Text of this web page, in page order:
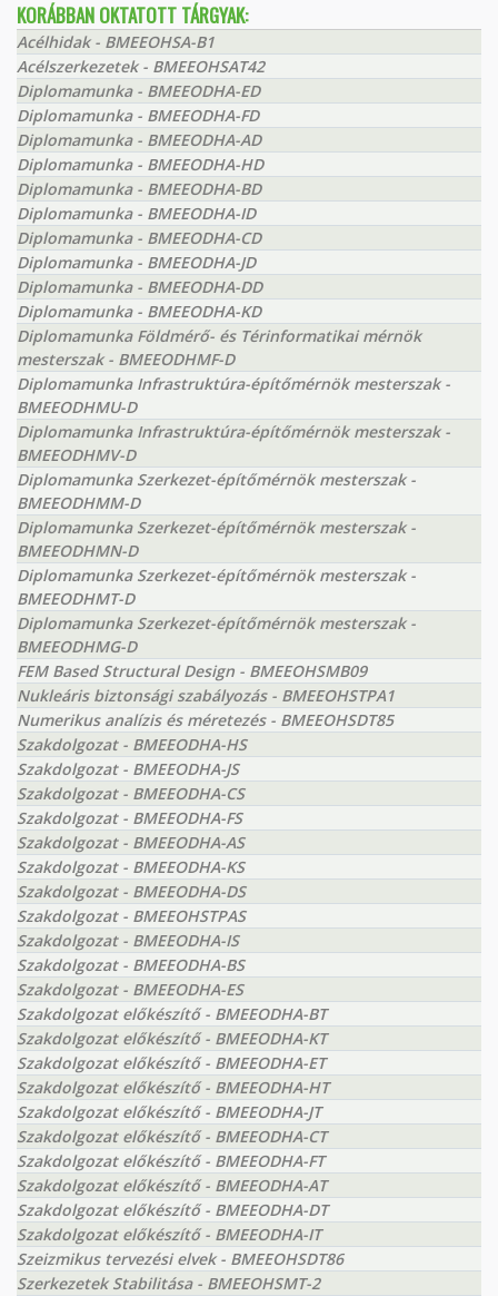
KORÁBBAN OKTATOTT TÁRGYAK:
Acélhidak - BMEEOHSA-B1
Acélszerkezetek - BMEEOHSAT42
Diplomamunka - BMEEODHA-ED
Diplomamunka - BMEEODHA-FD
Diplomamunka - BMEEODHA-AD
Diplomamunka - BMEEODHA-HD
Diplomamunka - BMEEODHA-BD
Diplomamunka - BMEEODHA-ID
Diplomamunka - BMEEODHA-CD
Diplomamunka - BMEEODHA-JD
Diplomamunka - BMEEODHA-DD
Diplomamunka - BMEEODHA-KD
Diplomamunka Földmérő- és Térinformatikai mérnök
mesterszak - BMEEODHMF-D
Diplomamunka Infrastruktúra-építőmérnök mesterszak -
BMEEODHMU-D
Diplomamunka Infrastruktúra-építőmérnök mesterszak -
BMEEODHMV-D
Diplomamunka Szerkezet-építőmérnök mesterszak -
BMEEODHMM-D
Diplomamunka Szerkezet-építőmérnök mesterszak -
BMEEODHMN-D
Diplomamunka Szerkezet-építőmérnök mesterszak -
BMEEODHMT-D
Diplomamunka Szerkezet-építőmérnök mesterszak -
BMEEODHMG-D
FEM Based Structural Design - BMEEOHSMB09
Nukleáris biztonsági szabályozás - BMEEOHSTPA1
Numerikus analízis és méretezés - BMEEOHSDT85
Szakdolgozat - BMEEODHA-HS
Szakdolgozat - BMEEODHA-JS
Szakdolgozat - BMEEODHA-CS
Szakdolgozat - BMEEODHA-FS
Szakdolgozat - BMEEODHA-AS
Szakdolgozat - BMEEODHA-KS
Szakdolgozat - BMEEODHA-DS
Szakdolgozat - BMEEOHSTPAS
Szakdolgozat - BMEEODHA-IS
Szakdolgozat - BMEEODHA-BS
Szakdolgozat - BMEEODHA-ES
Szakdolgozat előkészítő - BMEEODHA-BT
Szakdolgozat előkészítő - BMEEODHA-KT
Szakdolgozat előkészítő - BMEEODHA-ET
Szakdolgozat előkészítő - BMEEODHA-HT
Szakdolgozat előkészítő - BMEEODHA-JT
Szakdolgozat előkészítő - BMEEODHA-CT
Szakdolgozat előkészítő - BMEEODHA-FT
Szakdolgozat előkészítő - BMEEODHA-AT
Szakdolgozat előkészítő - BMEEODHA-DT
Szakdolgozat előkészítő - BMEEODHA-IT
Szeizmikus tervezési elvek - BMEEOHSDT86
Szerkezetek Stabilitása - BMEEOHSMT-2